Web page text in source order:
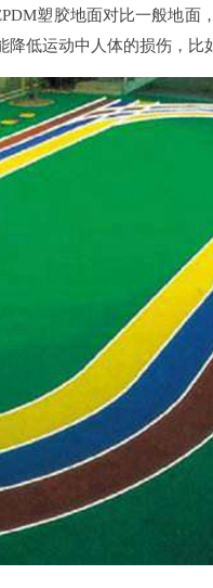
塑胶地面对比一般地面
低运动中人体的损伤，比